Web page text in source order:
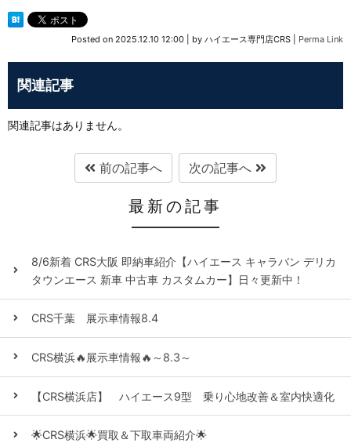
Posted on 2025.12.10 12:00 by ハイエース専門店CRS Perma Link
関連記事
関連記事はありません。
前の記事へ 次の記事へ
最新の記事
8/6新着 CRS大阪 即納車紹介【ハイエース キャラバン デリカ
タウンエース 新車 中古車 カスタムカー】日々更新中！
CRS千葉 展示車情報8.4
CRS横浜🔥展示車情報🔥～8.3～
【CRS横浜店】 ハイエース9型 乗り心地改善＆室内快適化
🌟CRS横浜🌟買取＆下取車両紹介🌟